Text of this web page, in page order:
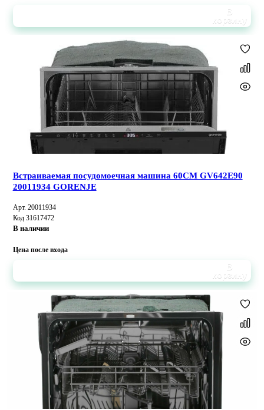
В
корзину
Встраиваемая посудомоечная машина 60CM GV642E90
20011934 GORENJE
Арт. 20011934
Код 31617472
В наличии
Цена после входа
В
корзину